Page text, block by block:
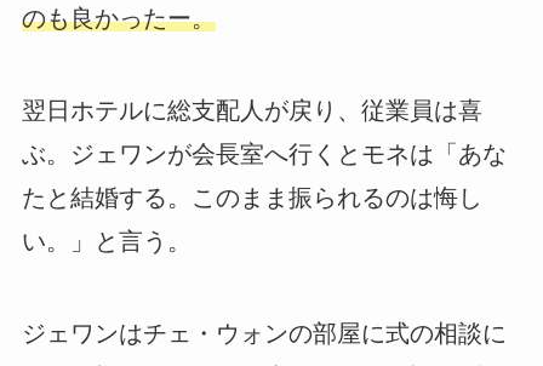
のも良かったー。
翌日ホテルに総支配人が戻り、従業員は喜
ぶ。ジェワンが会長室へ行くとモネは「あな
たと結婚する。このまま振られるのは悔し
い。」と言う。
ジェワンはチェ・ウォンの部屋に式の相談に